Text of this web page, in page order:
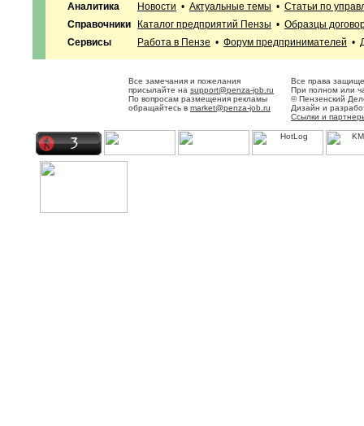
Аналитика Новости • Актуальные темы • Статьи по
Справочники
Каталог предприятий Пензы • Образцы
Сервисы
Работа в Пензе • Форум предпринимателей •
Все замечания и пожелания
присылайте на support@penza-job.ru
По вопросам размещения рекламы
обращайтесь в market@penza-job.ru
Все права
При полном или
© Пензенский
Дизайн и
Ссылки и